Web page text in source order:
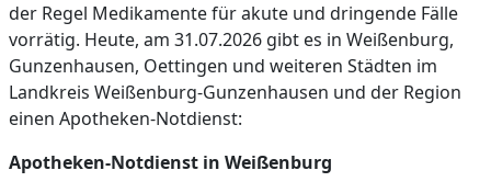
der Regel Medikamente für akute und dringende Fälle
vorrätig. Heute, am 31.07.2026 gibt es in Weißenburg,
Gunzenhausen, Oettingen und weiteren Städten im
Landkreis Weißenburg-Gunzenhausen und der Region
einen Apotheken-Notdienst:
Apotheken-Notdienst in Weißenburg